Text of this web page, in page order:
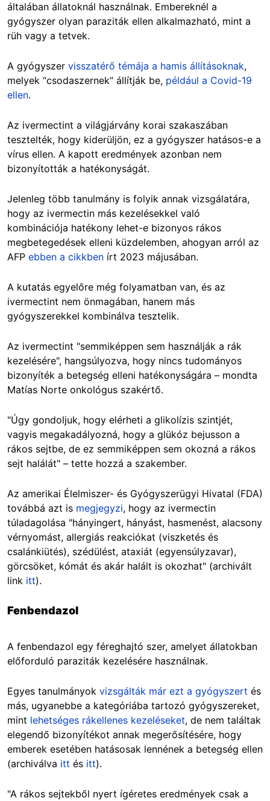
általában állatoknál használnak. Embereknél a
gyógyszer olyan paraziták ellen alkalmazható, mint a
rüh vagy a tetvek.
A gyógyszer visszatérő témája a hamis állításoknak,
melyek “csodaszernek” állítják be, például a Covid-19
ellen.
Az ivermectint a világjárvány korai szakaszában
tesztelték, hogy kiderüljön, ez a gyógyszer hatásos-e a
vírus ellen. A kapott eredmények azonban nem
bizonyították a hatékonyságát.
Jelenleg több tanulmány is folyik annak vizsgálatára,
hogy az ivermectin más kezelésekkel való
kombinációja hatékony lehet-e bizonyos rákos
megbetegedések elleni küzdelemben, ahogyan arról az
AFP ebben a cikkben írt 2023 májusában.
A kutatás egyelőre még folyamatban van, és az
ivermectint nem önmagában, hanem más
gyógyszerekkel kombinálva tesztelik.
Az ivermectint "semmiképpen sem használják a rák
kezelésére", hangsúlyozva, hogy nincs tudományos
bizonyíték a betegség elleni hatékonyságára – mondta
Matías Norte onkológus szakértő.
"Úgy gondoljuk, hogy elérheti a glikolízis szintjét,
vagyis megakadályozná, hogy a glükóz bejusson a
rákos sejtbe, de ez semmiképpen sem okozná a rákos
sejt halálát" – tette hozzá a szakember.
Az amerikai Élelmiszer- és Gyógyszerügyi Hivatal (FDA)
továbbá azt is megjegyzi, hogy az ivermectin
túladagolása "hányingert, hányást, hasmenést, alacsony
vérnyomást, allergiás reakciókat (viszketés és
csalánkiütés), szédülést, ataxiát (egyensúlyzavar),
görcsöket, kómát és akár halált is okozhat" (archivált
link itt).
Fenbendazol
A fenbendazol egy féreghajtó szer, amelyet állatokban
előforduló paraziták kezelésére használnak.
Egyes tanulmányok vizsgálták már ezt a gyógyszert és
más, ugyanebbe a kategóriába tartozó gyógyszereket,
mint lehetséges rákellenes kezeléseket, de nem találtak
elegendő bizonyítékot annak megerősítésére, hogy
emberek esetében hatásosak lennének a betegség ellen
(archiválva itt és itt).
"A rákos sejtekből nyert ígéretes eredmények csak a